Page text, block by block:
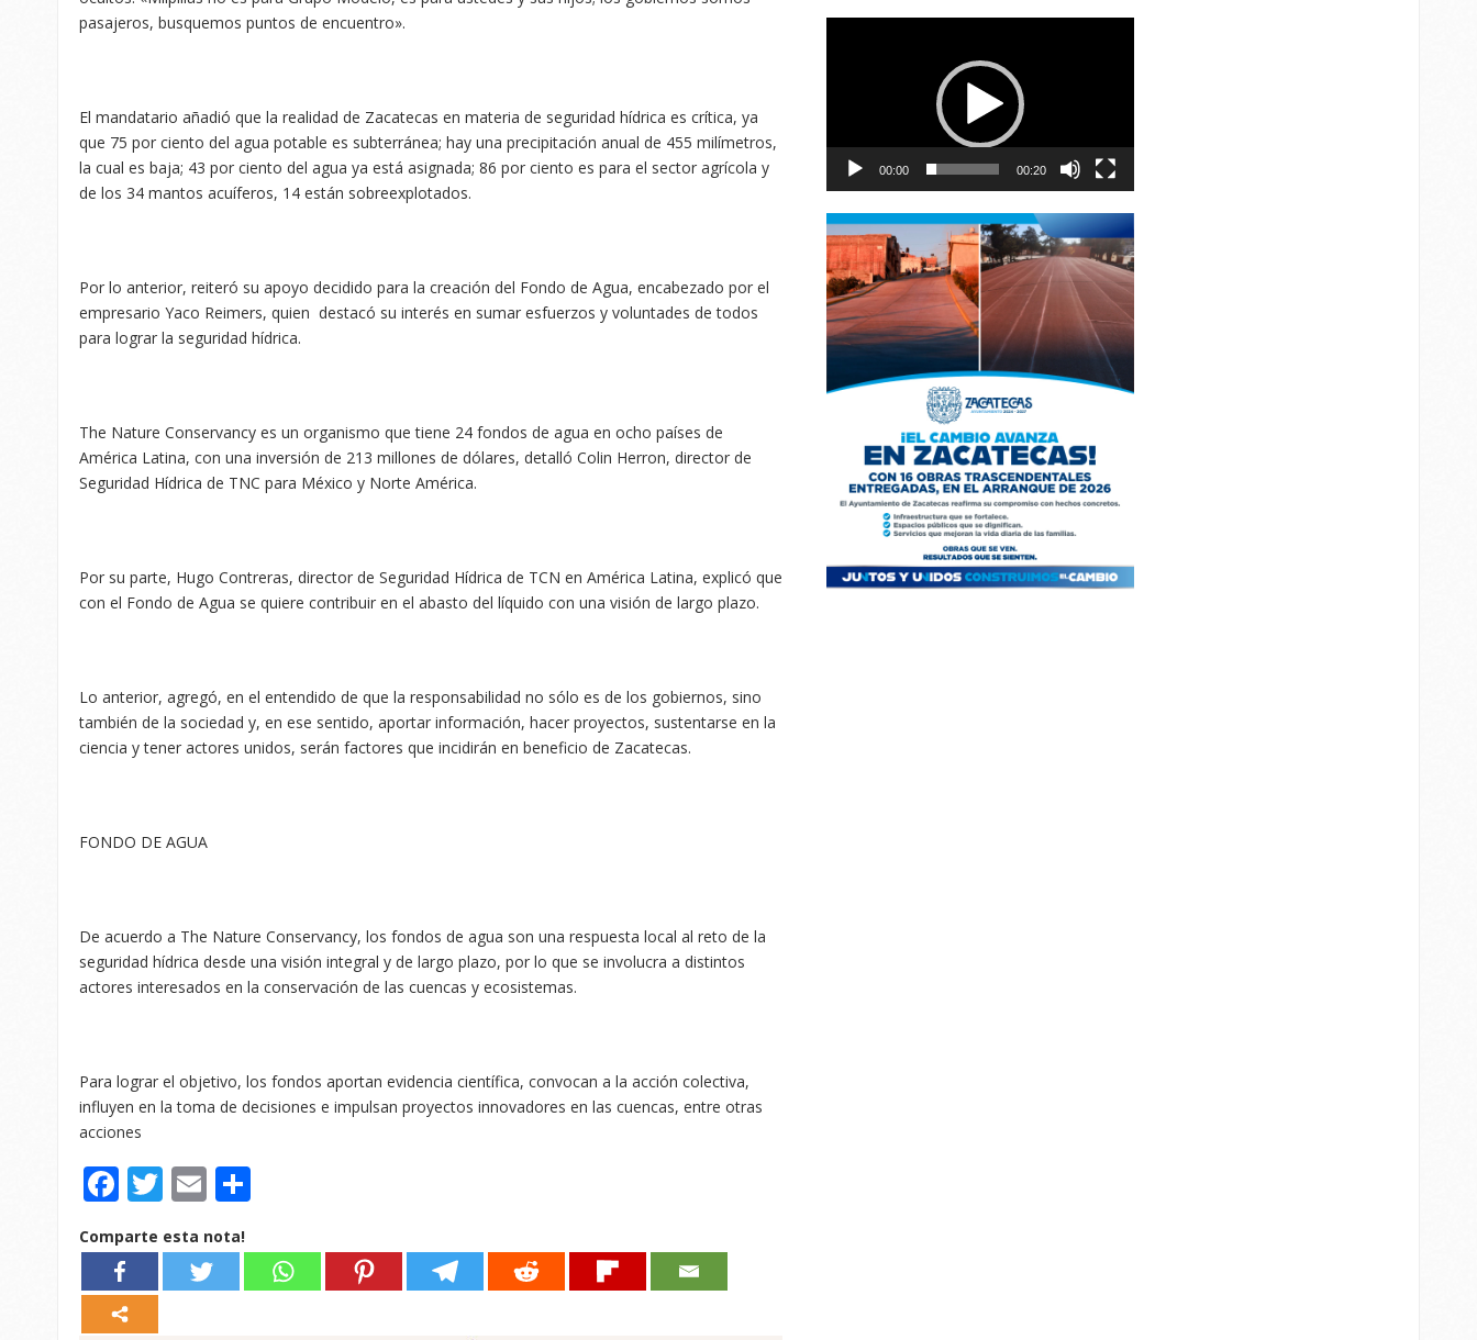
pasajeros, busquemos puntos de encuentro».
El mandatario añadió que la realidad de Zacatecas en materia de seguridad hídrica es crítica, ya
que 75 por ciento del agua potable es subterránea; hay una precipitación anual de 455 milímetros,
la cual es baja; 43 por ciento del agua ya está asignada; 86 por ciento es para el sector agrícola y
de los 34 mantos acuíferos, 14 están sobreexplotados.
Por lo anterior, reiteró su apoyo decidido para la creación del Fondo de Agua, encabezado por el
empresario Yaco Reimers, quien destacó su interés en sumar esfuerzos y voluntades de todos
para lograr la seguridad hídrica.
The Nature Conservancy es un organismo que tiene 24 fondos de agua en ocho países de
América Latina, con una inversión de 213 millones de dólares, detalló Colin Herron, director de
Seguridad Hídrica de TNC para México y Norte América.
Por su parte, Hugo Contreras, director de Seguridad Hídrica de TCN en América Latina, explicó que
con el Fondo de Agua se quiere contribuir en el abasto del líquido con una visión de largo plazo.
Lo anterior, agregó, en el entendido de que la responsabilidad no sólo es de los gobiernos, sino
también de la sociedad y, en ese sentido, aportar información, hacer proyectos, sustentarse en la
ciencia y tener actores unidos, serán factores que incidirán en beneficio de Zacatecas.
FONDO DE AGUA
De acuerdo a The Nature Conservancy, los fondos de agua son una respuesta local al reto de la
seguridad hídrica desde una visión integral y de largo plazo, por lo que se involucra a distintos
actores interesados en la conservación de las cuencas y ecosistemas.
Para lograr el objetivo, los fondos aportan evidencia científica, convocan a la acción colectiva,
influyen en la toma de decisiones e impulsan proyectos innovadores en las cuencas, entre otras
acciones
Facebook
Twitter
Email
Comparte esta nota!
00:00 00:20